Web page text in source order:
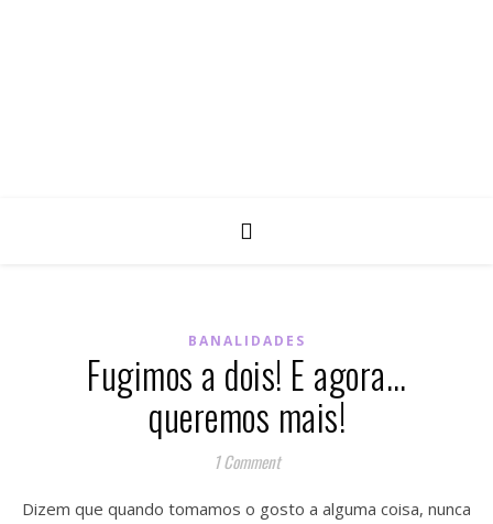
BANALIDADES
Fugimos a dois! E agora…
queremos mais!
1 Comment
Dizem que quando tomamos o gosto a alguma coisa, nunca